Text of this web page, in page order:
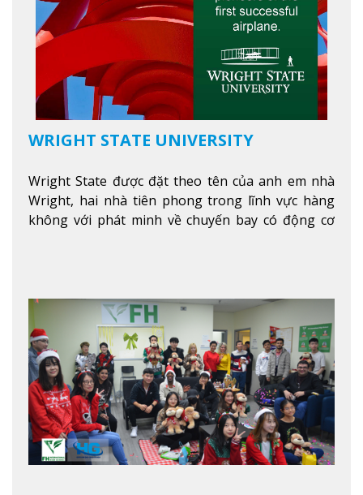
WRIGHT STATE UNIVERSITY
Wright State được đặt theo tên của anh em nhà
Wright, hai nhà tiên phong trong lĩnh vực hàng
không với phát minh về chuyến bay có động cơ